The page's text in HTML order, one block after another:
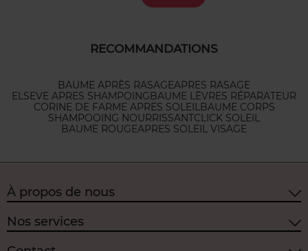
RECOMMANDATIONS
BAUME APRÈS RASAGEAPRES RASAGE
ELSEVE APRES SHAMPOING BAUME LÈVRES RÉPARATEUR
CORINE DE FARME APRES SOLEILBAUME CORPS
SHAMPOOING NOURRISSANTCLICK SOLEIL
BAUME ROUGEAPRES SOLEIL VISAGE
À propos de nous
Nos services